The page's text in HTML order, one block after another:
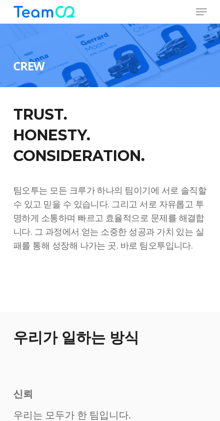
Menu
CREW
TRUST.
HONESTY.
CONSIDERATION.
팀오투는 모든 크루가 하나의 팀이기에 서로 솔직할
수 있고 믿을 수 있습니다. 그리고 서로 자유롭고 투
명하게 소통하며 빠르고 효율적으로 문제를 해결합
니다. 그 과정에서 얻는 소중한 성공과 가치 있는 실
패를 통해 성장해 나가는 곳. 바로 팀오투입니다.
우리가 일하는 방식
신뢰
우리는 모두가 한 팀입니다.
Close
Menu